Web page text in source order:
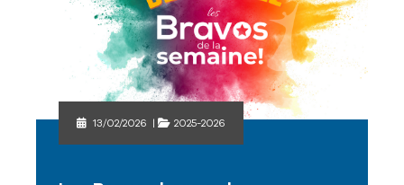
13/02/2026 | 2025-2026